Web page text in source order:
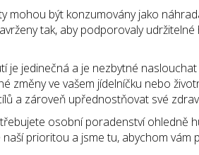
mohou být konzumovány jako
tak, aby podporovaly
je jedinečná a je nezbytné
změny ve vašem jídelníčku nebo
a zároveň upřednostňovat své
osobní poradenství ohledně
prioritou a jsme tu, abychom vám